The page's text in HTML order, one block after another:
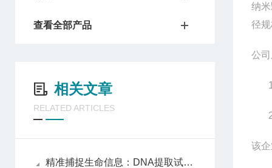
查看全部产品
相关文章
RELATED ARTICLES
精准捕捉生命信息：DNA提取试剂盒解锁遗传密码的关键
纳
径
公
该